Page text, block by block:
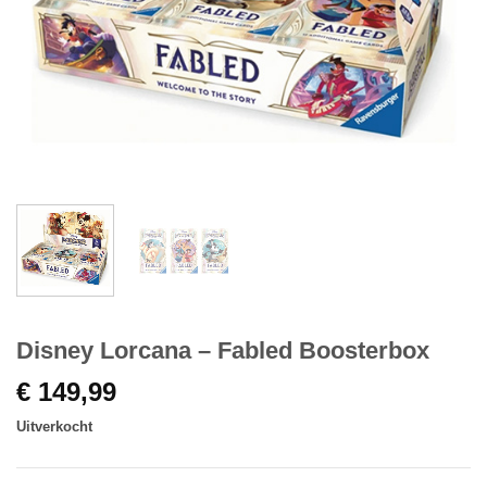
Disney Lorcana – Fabled Boosterbox
€ 149,99
Uitverkocht